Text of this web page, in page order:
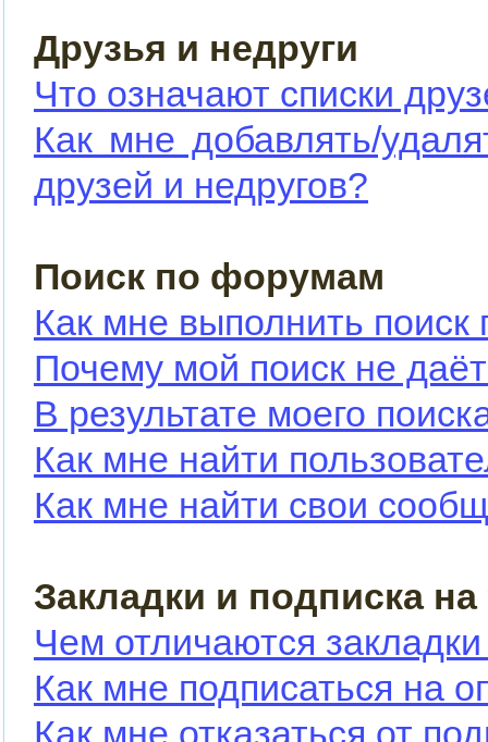
Друзья и недруги
Что означают списки
Как мне добавлять/
друзей и недругов?
Поиск по форумам
Как мне выполнить
Почему мой поиск не
В результате моего
Как мне найти
Как мне найти свои
Закладки и подписка
Чем отличаются
Как мне подписаться на
Как мне отказаться от